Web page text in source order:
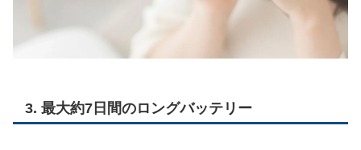
3. 最大約7日間のロングバッテリー